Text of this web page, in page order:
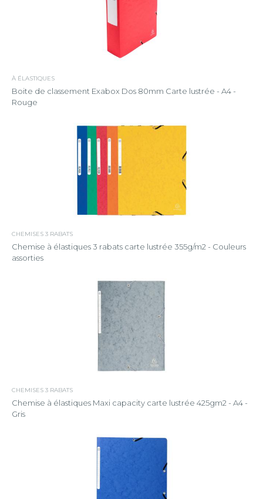
À ÉLASTIQUES
Boite de classement Exabox Dos 80mm Carte lustrée - A4 -
Rouge
CHEMISES 3 RABATS
Chemise à élastiques 3 rabats carte lustrée 355g/m2 - Couleurs
assorties
CHEMISES 3 RABATS
Chemise à élastiques Maxi capacity carte lustrée 425gm2 - A4 -
Gris